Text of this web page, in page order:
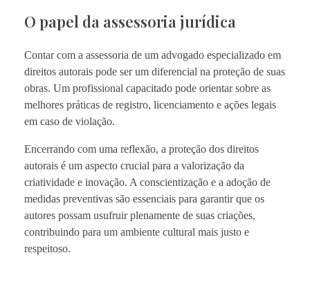
O papel da assessoria jurídica
Contar com a assessoria de um advogado especializado em
direitos autorais pode ser um diferencial na proteção de suas
obras. Um profissional capacitado pode orientar sobre as
melhores práticas de registro, licenciamento e ações legais
em caso de violação.
Encerrando com uma reflexão, a proteção dos direitos
autorais é um aspecto crucial para a valorização da
criatividade e inovação. A conscientização e a adoção de
medidas preventivas são essenciais para garantir que os
autores possam usufruir plenamente de suas criações,
contribuindo para um ambiente cultural mais justo e
respeitoso.